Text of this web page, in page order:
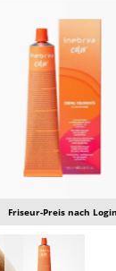
Friseur-Preis nach Login